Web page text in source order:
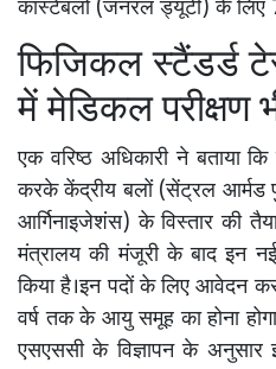
कांस्टेबलों (जनरल ड्यूटी) के लिए
फिजिकल स्टैंडर्ड
में मेडिकल परीक्षण
एक वरिष्ठ अधिकारी ने बताया
करके केंद्रीय बलों (सेंट्रल
आर्गिनाइजेशंस) के विस्तार की
मंत्रालय की मंजूरी के बाद इन नई
किया है।इन पदों के लिए आवेदन
वर्ष तक के आयु समूह का होना
एसएससी के विज्ञापन के